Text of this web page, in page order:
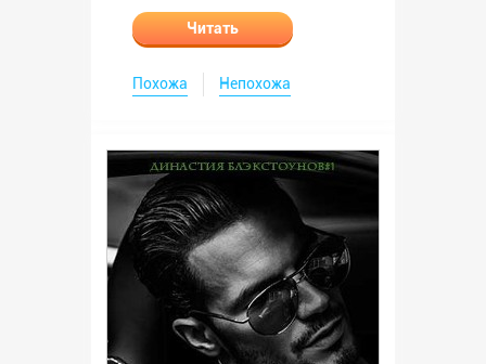
Читать
Похожа Непохожа